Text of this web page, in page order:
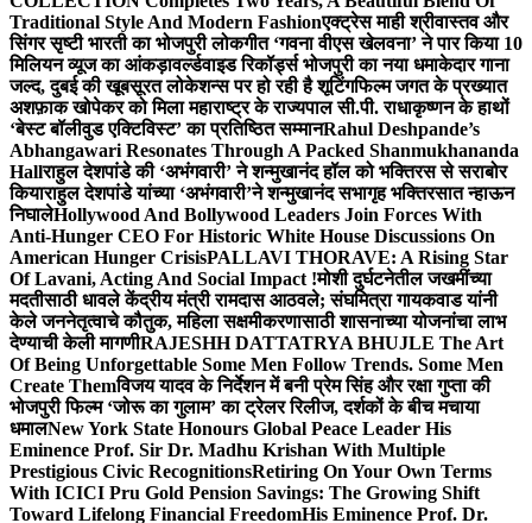
Traditional Style And Modern Fashionएक्ट्रेस माही श्रीवास्तव और
सिंगर सृष्टी भारती का भोजपुरी लोकगीत ‘गवना वीएस खेलवना’ ने पार किया 10
मिलियन व्यूज का आंकड़ावर्ल्डवाइड रिकॉर्ड्स भोजपुरी का नया धमाकेदार गाना
जल्द, दुबई की खूबसूरत लोकेशन्स पर हो रही है शूटिंगफिल्म जगत के प्रख्यात
अशफ़ाक खोपेकर को मिला महाराष्ट्र के राज्यपाल सी.पी. राधाकृष्णन के हाथों
‘बेस्ट बॉलीवुड एक्टिविस्ट’ का प्रतिष्ठित सम्मानRahul Deshpande’s
Abhangawari Resonates Through A Packed Shanmukhananda
Hallराहुल देशपांडे की ‘अभंगवारी’ ने शन्मुखानंद हॉल को भक्तिरस से सराबोर
कियाराहुल देशपांडे यांच्या ‘अभंगवारी’ने शन्मुखानंद सभागृह भक्तिरसात न्हाऊन
निघालेHollywood And Bollywood Leaders Join Forces With
Anti-Hunger CEO For Historic White House Discussions On
American Hunger CrisisPALLAVI THORAVE: A Rising Star
Of Lavani, Acting And Social Impact !मोशी दुर्घटनेतील जखमींच्या
मदतीसाठी धावले केंद्रीय मंत्री रामदास आठवले; संघमित्रा गायकवाड यांनी
केले जननेतृत्वाचे कौतुक, महिला सक्षमीकरणासाठी शासनाच्या योजनांचा लाभ
देण्याची केली मागणीRAJESHH DATTATRYA BHUJLE The Art
Of Being Unforgettable Some Men Follow Trends. Some Men
Create Themविजय यादव के निर्देशन में बनी प्रेम सिंह और रक्षा गुप्ता की
भोजपुरी फिल्म ‘जोरू का गुलाम’ का ट्रेलर रिलीज, दर्शकों के बीच मचाया
धमालNew York State Honours Global Peace Leader His
Eminence Prof. Sir Dr. Madhu Krishan With Multiple
Prestigious Civic RecognitionsRetiring On Your Own Terms
With ICICI Pru Gold Pension Savings: The Growing Shift
Toward Lifelong Financial FreedomHis Eminence Prof. Dr.